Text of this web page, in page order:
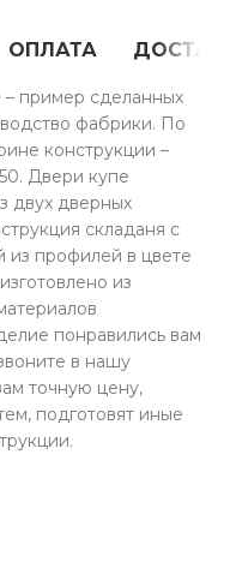
ОПЛАТА
пример сделанных
фабрики. По
конструкции –
Двери купе
двух дверных
складаня с
из профилей в цвете
из
понравились вам
в нашу
точную цену,
подготовят иные